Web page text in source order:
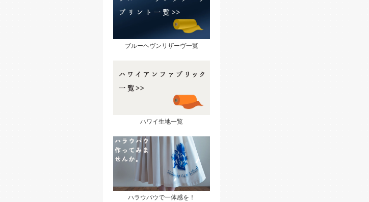
ブルーヘヴンリザーヴ一覧
ハワイ生地一覧
ハラウパウで一体感を！